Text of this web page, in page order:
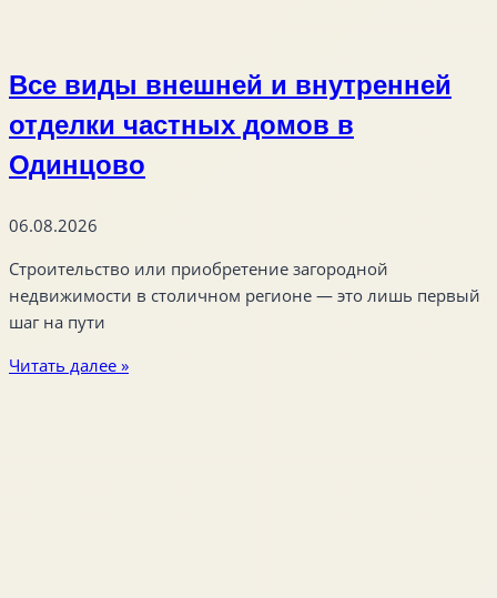
Все виды внешней и внутренней
отделки частных домов в
Одинцово
06.08.2026
Строительство или приобретение загородной
недвижимости в столичном регионе — это лишь первый
шаг на пути
Читать далее »